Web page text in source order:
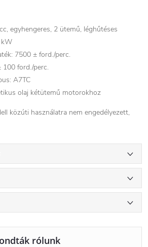
egyhengeres, 2 ütemű, léghűtéses
kW
7500 ± ford./perc.
100 ford./perc.
A7TC
olaj kétütemű motorokhoz
közúti használatra nem engedélyezett,